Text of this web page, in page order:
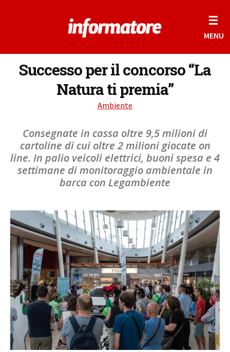
☰
MENU
Successo per il concorso “La
Natura ti premia”
Ambiente
Consegnate in cassa oltre 9,5 milioni di
cartoline di cui oltre 2 milioni giocate on
line. In palio veicoli elettrici, buoni spesa e 4
settimane di monitoraggio ambientale in
barca con Legambiente